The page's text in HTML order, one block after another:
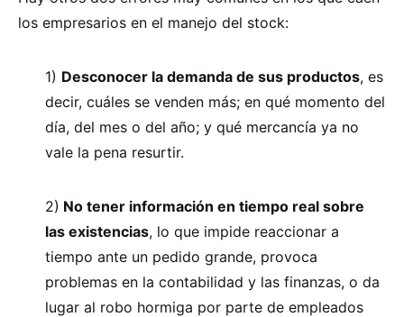
los empresarios en el manejo del stock:
1) Desconocer la demanda de sus productos, es
decir, cuáles se venden más; en qué momento del
día, del mes o del año; y qué mercancía ya no
vale la pena resurtir.
2) No tener información en tiempo real sobre
las existencias, lo que impide reaccionar a
tiempo ante un pedido grande, provoca
problemas en la contabilidad y las finanzas, o da
lugar al robo hormiga por parte de empleados